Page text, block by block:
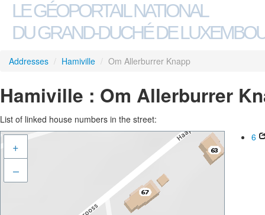
LE GÉOPORTAIL NATIONAL
DU GRAND-DUCHÉ DE
Addresses / Hamiville / Om Allerburrer Knapp
Hamiville : Om Allerburrer
List of linked house numbers in the street:
+
–
6